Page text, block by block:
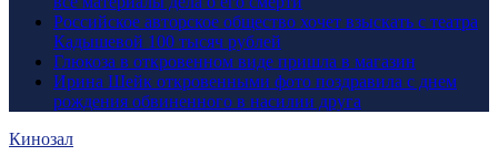
Российское авторское общество хочет взыскать с театра
Кадышевой 100 тысяч рублей
Глюкоза в откровенном виде пришла в магазин
Ирина Шейк откровенными фото поздравила с днем
рождения обвиненного в насилии друга
Кинозал